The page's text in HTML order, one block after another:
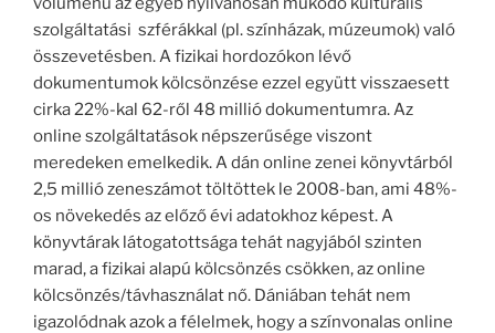
szolgáltatási szférákkal (pl. színházak, múzeumok) való
összevetésben. A fizikai hordozókon lévő
dokumentumok kölcsönzése ezzel együtt visszaesett
cirka 22%-kal 62-ről 48 millió dokumentumra. Az
online szolgáltatások népszerűsége viszont
meredeken emelkedik. A dán online zenei könyvtárból
2,5 millió zeneszámot töltöttek le 2008-ban, ami 48%-
os növekedés az előző évi adatokhoz képest. A
könyvtárak látogatottsága tehát nagyjából szinten
marad, a fizikai alapú kölcsönzés csökken, az online
kölcsönzés/távhasználat nő. Dániában tehát nem
igazolódnak azok a félelmek, hogy a színvonalas online